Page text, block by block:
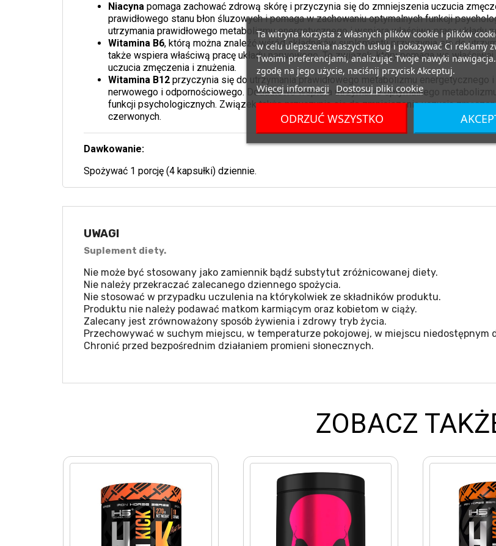
Niacyna pomaga zachować zdrową skórę i przyczynia się do zmniejszenia uczucia
prawidłowego stanu błon śluzowych i pomaga w zachowaniu optymalnych funkcji
utrzymania prawidłowego metabolizmu energetycznego i wspiera właściwą pracę układu
Witamina B6, którą można znaleźć wśród składników suplementu przyczynia się do
także wspiera właściwą pracę układu nerwowego. To związek, który pomaga we
uczucia zmęczenia i znużenia.
Witamina B12 przyczynia się do utrzymania prawidłowego metabolizmu energetycznego i
nerwowego i odpornościowego. Dodatkowo wspiera utrzymanie optymalnego
funkcji psychologicznych. Związek także przyczynia się do zmniejszenia uczucia
czerwonych.
Dawkowanie:
Spożywać 1 porcję (4 kapsułki) dziennie.
UWAGI
Suplement diety.
Nie może być stosowany jako zamiennik bądź substytut zróżnicowanej diety.
Nie należy przekraczać zalecanego dziennego spożycia.
Nie stosować w przypadku uczulenia na którykolwiek ze składników produktu.
Produktu nie należy podawać matkom karmiącym oraz kobietom w ciąży.
Zalecany jest zrównoważony sposób żywienia i zdrowy tryb życia.
Przechowywać w suchym miejscu, w temperaturze pokojowej, w miejscu niedostępnym
Chronić przed bezpośrednim działaniem promieni słonecznych.
ZOBACZ
Ta witryna korzysta z własnych plików cookie i plików
w celu ulepszenia naszych usług i pokazywać Ci reklamy
Twoimi preferencjami, analizując Twoje nawyki
zgodę na jego użycie, naciśnij przycisk Akceptuj.
Więcej informacji Dostosuj pliki cookie
ODRZUĆ WSZYSTKO